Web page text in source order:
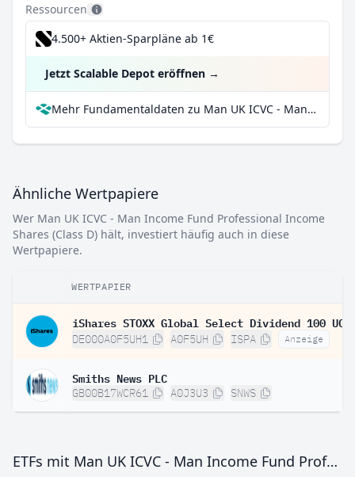
Ressourcen
4.500+ Aktien-Sparpläne ab 1€
Jetzt Scalable Depot eröffnen →
Mehr Fundamentaldaten zu Man UK ICVC - Man Income Fund Professional Income Shares (Class D) bei Parqet
Ähnliche Wertpapiere
Wer Man UK ICVC - Man Income Fund Professional Income
Shares (Class D) hält, investiert häufig auch in diese
Wertpapiere.
WERTPAPIER
DE000A0F5UH1 A0F5UH ISPA Anzeige
Smiths News PLC
GB00B17WCR61 A0J3U3 SNWS
ETFs mit Man UK ICVC - Man Income Fund Professional Income Shares (Class D)